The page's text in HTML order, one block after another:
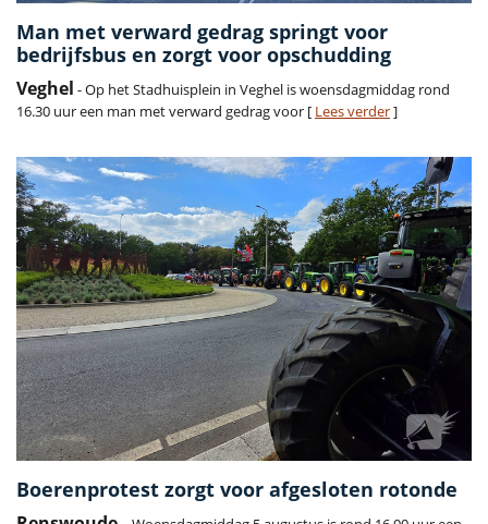
Man met verward gedrag springt voor
bedrijfsbus en zorgt voor opschudding
Veghel - Op het Stadhuisplein in Veghel is woensdagmiddag rond
16.30 uur een man met verward gedrag voor [ Lees verder]
Boerenprotest zorgt voor afgesloten rotonde